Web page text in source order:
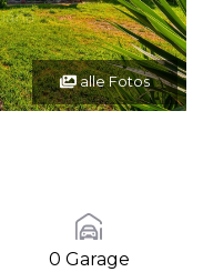
alle Fotos
0 Garage